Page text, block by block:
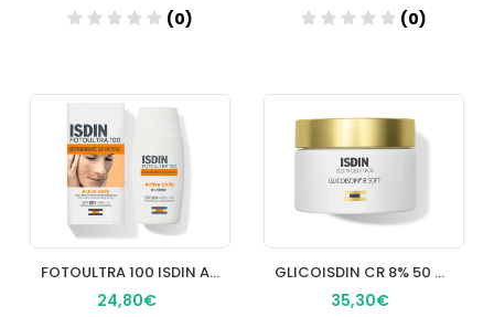
(0)
Añadir
(0)
FOTOULTRA 100 ISDIN AC100+50ML
24,80€
GLICOISDIN CR 8% 50 ML
35,30€